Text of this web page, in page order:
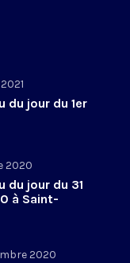
du jour du 1er
2020
du jour du 31
à Saint-
2020